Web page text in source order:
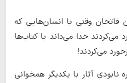
فاتحان وقتی با انسان‌هایی که
می‌کردند خدا می‌داند با کتاب‌ها
می‌کردند!
نابودی آثار با یکدیگر همخوانی